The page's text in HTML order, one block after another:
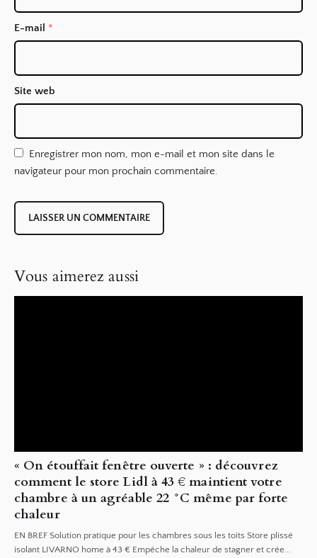
E-mail *
Site web
Enregistrer mon nom, mon e-mail et mon site dans le
navigateur pour mon prochain commentaire.
Vous aimerez aussi
« On étouffait fenêtre ouverte » : découvrez
comment le store Lidl à 43 € maintient votre
chambre à un agréable 22 °C même par forte
chaleur
EN BREF Solution pratique pour les chambres sous les toits Store plissé
isolant LIVARNO home à 43 € Empêche la chaleur de stagner et crée...